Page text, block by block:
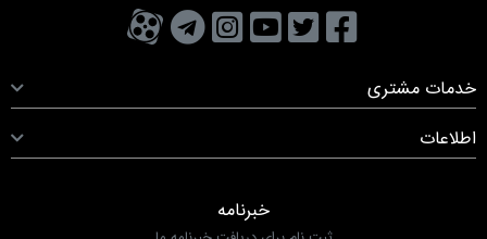
فیسبوک
تویتریوتیوب
صفحهکانال تلگرام
کانال آپارات
خدمات مشتری
اطلاعات
خبرنامه